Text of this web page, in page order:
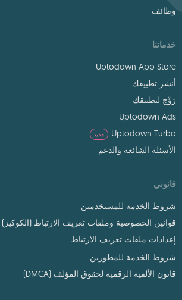
وظائف
خدماتنا
Uptodown App Store
أنشر تطبيقك
رَوِّج لتطبيقك
Uptodown Ads
Uptodown Turbo
جديد
الأسئلة الشائعة والدعم
قانوني
شروط الخدمة للمستخدمين
قوانين الخصوصية وملفات تعريف الارتباط (الكوكيز)
إعدادات ملفات تعريف الارتباط
شروط الخدمة للمطورين
قانون الألفية الرقمية لحقوق المؤلف (DMCA)